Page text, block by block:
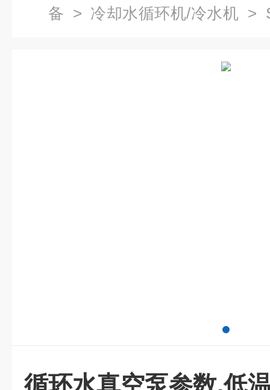
备 > 冷却水循环机/冷水机 >
循环水真空泵参数,低